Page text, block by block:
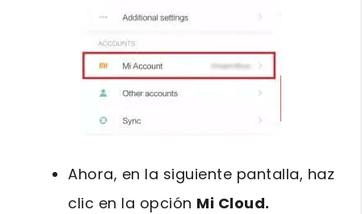
Ahora, en la siguiente pantalla, haz
clic en la opción Mi Cloud.